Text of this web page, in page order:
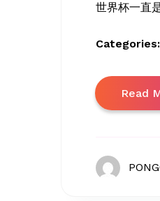
世界杯一直
Categories:
Read